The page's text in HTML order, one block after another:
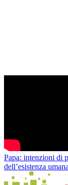
Papa: intenzioni di
dell’esistenza umana